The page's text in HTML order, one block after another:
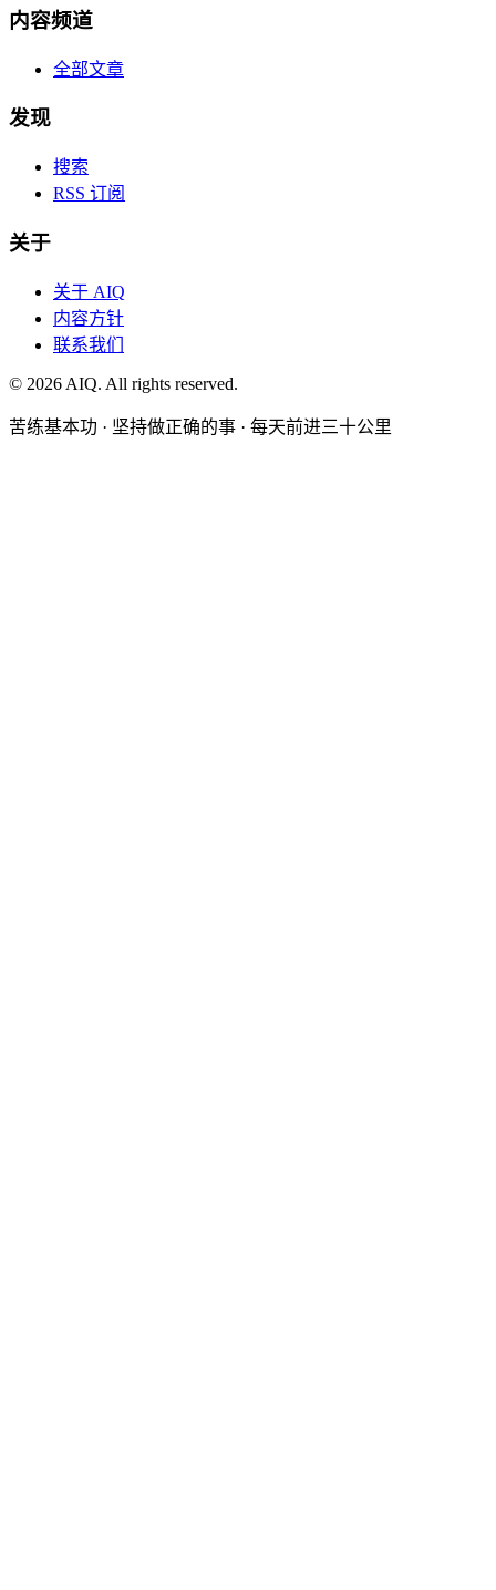
内容频道
全部文章
发现
搜索
RSS 订阅
关于
关于 AIQ
内容方针
联系我们
© 2026 AIQ. All rights reserved.
苦练基本功 · 坚持做正确的事 · 每天前进三十公里